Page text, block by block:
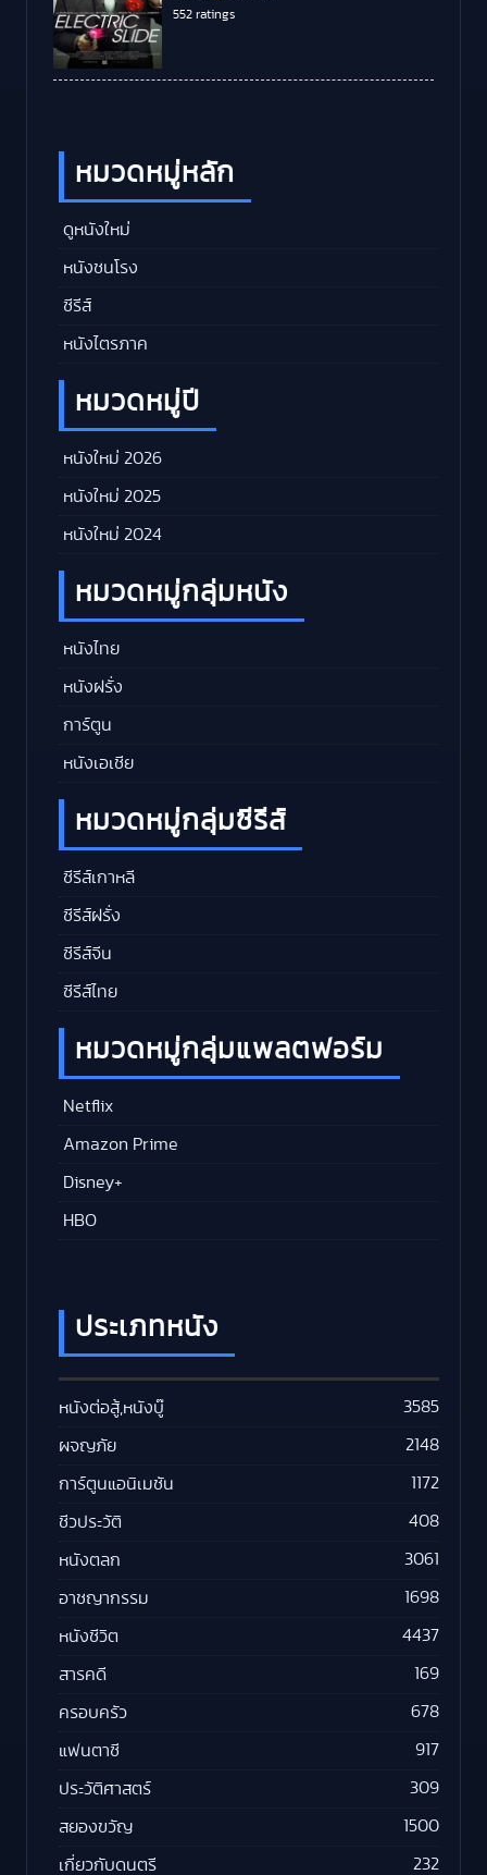
552 ratings
หมวดหมู่หลัก
ดูหนังใหม่
หนังชนโรง
ซีรีส์
หนังไตรภาค
หมวดหมู่ปี
หนังใหม่ 2026
หนังใหม่ 2025
หนังใหม่ 2024
หมวดหมู่กลุ่มหนัง
หนังไทย
หนังฝรั่ง
การ์ตูน
หนังเอเชีย
หมวดหมู่กลุ่มซีรีส์
ซีรีส์เกาหลี
ซีรีส์ฝรั่ง
ซีรีส์จีน
ซีรีส์ไทย
หมวดหมู่กลุ่มแพลตฟอร์ม
Netflix
Amazon Prime
Disney+
HBO
ประเภทหนัง
หนังต่อสู้,หนังบู๊ 3585
ผจญภัย 2148
การ์ตูนแอนิเมชัน 1172
ชีวประวัติ 408
หนังตลก 3061
อาชญากรรม 1698
หนังชีวิต 4437
สารคดี 169
ครอบครัว 678
แฟนตาซี 917
ประวัติศาสตร์ 309
สยองขวัญ 1500
เกี่ยวกับดนตรี 232